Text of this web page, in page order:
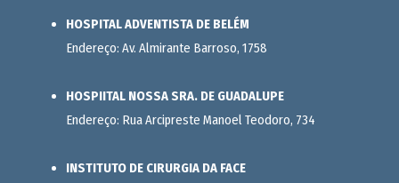
HOSPITAL ADVENTISTA DE BELÉM
Endereço: Av. Almirante Barroso, 1758
HOSPIITAL NOSSA SRA. DE GUADALUPE
Endereço: Rua Arcipreste Manoel Teodoro, 734
INSTITUTO DE CIRURGIA DA FACE